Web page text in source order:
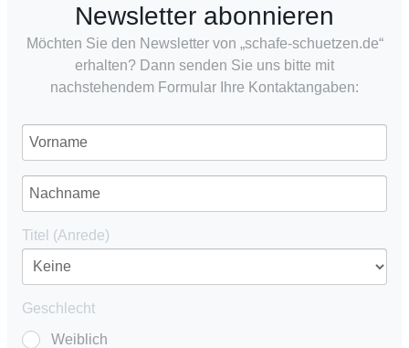
Newsletter abonnieren
Möchten Sie den Newsletter von „schafe-schuetzen.de“
erhalten? Dann senden Sie uns bitte mit
nachstehendem Formular Ihre Kontaktangaben:
Titel (Anrede)
Geschlecht
Weiblich